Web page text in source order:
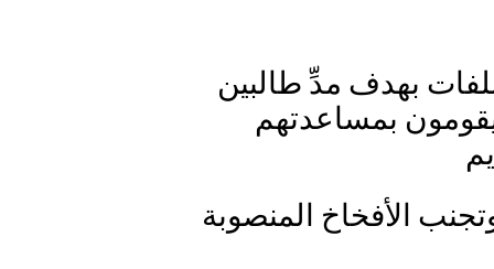
بهدف مدِّ طالبين
بمساعدتهم
الأفخاخ المنصوبة